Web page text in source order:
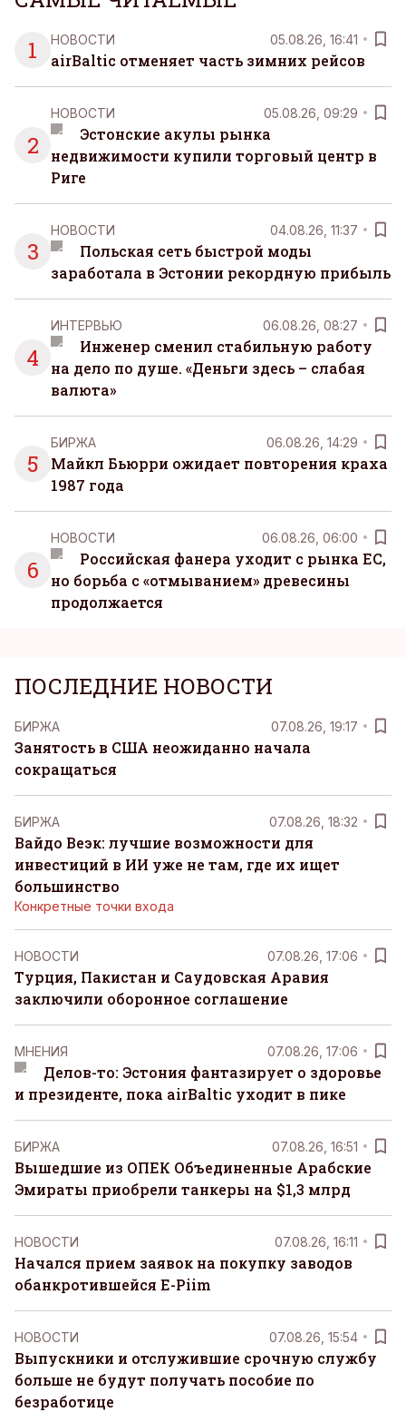
1
НОВОСТИ 05.08.26, 16:41
airBaltic отменяет часть зимних рейсов
2
НОВОСТИ 05.08.26, 09:29
Эстонские акулы рынка
недвижимости купили торговый центр в
Риге
3
НОВОСТИ 04.08.26, 11:37
Польская сеть быстрой моды
заработала в Эстонии рекордную прибыль
4
ИНТЕРВЬЮ 06.08.26, 08:27
Инженер сменил стабильную работу
на дело по душе. «Деньги здесь – слабая
валюта»
5
БИРЖА 06.08.26, 14:29
Майкл Бьюрри ожидает повторения краха
1987 года
6
НОВОСТИ 06.08.26, 06:00
Российская фанера уходит с рынка ЕС,
но борьба с «отмыванием» древесины
продолжается
ПОСЛЕДНИЕ НОВОСТИ
БИРЖА 07.08.26, 19:17
Занятость в США неожиданно начала
сокращаться
БИРЖА 07.08.26, 18:32
Вайдо Веэк: лучшие возможности для
инвестиций в ИИ уже не там, где их ищет
большинство
Конкретные точки входа
НОВОСТИ 07.08.26, 17:06
Турция, Пакистан и Саудовская Аравия
заключили оборонное соглашение
MНЕНИЯ 07.08.26, 17:06
Делов-то: Эстония фантазирует о здоровье
и президенте, пока airBaltic уходит в пике
БИРЖА 07.08.26, 16:51
Вышедшие из ОПЕК Объединенные Арабские
Эмираты приобрели танкеры на $1,3 млрд
НОВОСТИ 07.08.26, 16:11
Начался прием заявок на покупку заводов
обанкротившейся E-Piim
НОВОСТИ 07.08.26, 15:54
Выпускники и отслужившие срочную службу
больше не будут получать пособие по
безработице